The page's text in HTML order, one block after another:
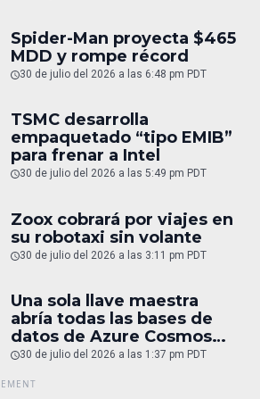
Spider-Man proyecta $465
MDD y rompe récord
30 de julio del 2026 a las 6:48 pm PDT
TSMC desarrolla
empaquetado “tipo EMIB”
para frenar a Intel
30 de julio del 2026 a las 5:49 pm PDT
Zoox cobrará por viajes en
su robotaxi sin volante
30 de julio del 2026 a las 3:11 pm PDT
Una sola llave maestra
abría todas las bases de
datos de Azure Cosmos
DB
30 de julio del 2026 a las 1:37 pm PDT